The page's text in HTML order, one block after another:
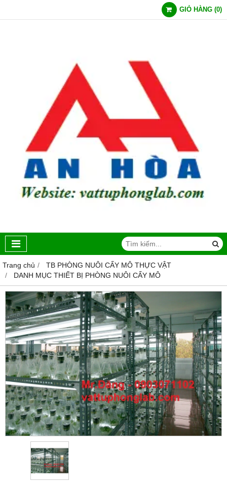
GIỎ HÀNG (0)
Trang chủ
TB PHÒNG NUÔI CẤY MÔ THỰC VẬT
DANH MỤC THIẾT BỊ PHÒNG NUÔI CẤY MÔ